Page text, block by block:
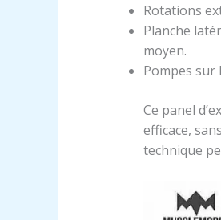
Rotations
Planche
moyen.
Pompes
Ce panel
efficace,
technique